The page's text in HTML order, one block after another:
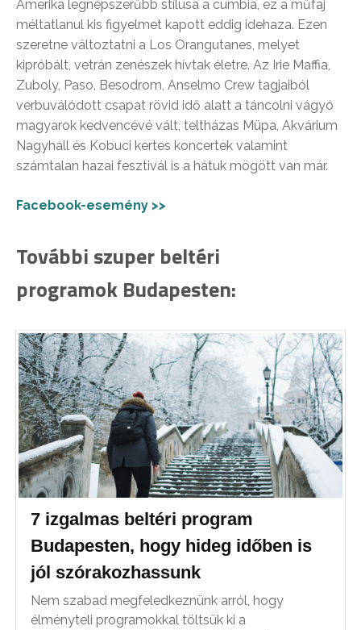
Amerika legnépszerűbb stílusa a cumbia, ez a műfaj
méltatlanul kis figyelmet kapott eddig idehaza. Ezen
szeretne változtatni a Los Orangutanes, melyet
kipróbált, vetrán zenészek hívtak életre. Az Irie Maffia,
Zuboly, Paso, Besodrom, Anselmo Crew tagjaiból
verbuválódott csapat rövid idő alatt a táncolni vágyó
magyarok kedvencévé vált, teltházas Müpa, Akvárium
Nagyhall és Kobuci kertes koncertek valamint
számtalan hazai fesztivál is a hátuk mögött van már.
Facebook-esemény >>
További szuper beltéri
programok Budapesten:
7 izgalmas beltéri program
Budapesten, hogy hideg időben is
jól szórakozhassunk
Nem szabad megfeledkeznünk arról, hogy
élményteli programokkal töltsük ki a